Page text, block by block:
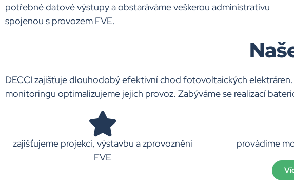
potřebné datové výstupy a obstaráváme veškerou administrativu
spojenou s provozem FVE.
DECCI zajišťuje dlouhodobý efektivní chod fotovoltaických
monitoringu optimalizujeme jejich provoz. Zabýváme se realizací
zajišťujeme projekci, výstavbu a zprovoznění
FVE
provádíme